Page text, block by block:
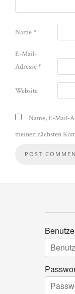
Name*
E-Mail-
Adresse*
Website
Name, E-Mail-
meinen nächsten